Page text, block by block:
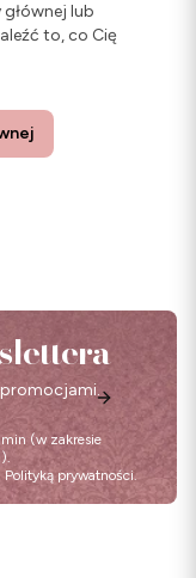
lub
to, co Cię
promocjami.
(w zakresie
Polityką prywatności.